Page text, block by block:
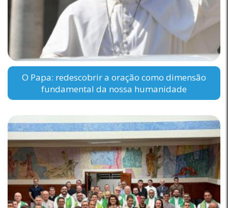
O Papa: redescobrir a oração como dimensão
fundamental da nossa humanidade